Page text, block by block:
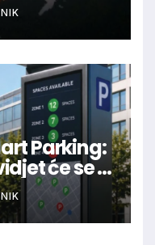
Parking:
će se u